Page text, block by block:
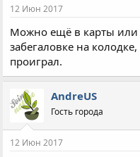
12 Июн 2017
Можно ещё в карты или
забегаловке на
проиграл.
AndreUS
Гость города
12 Июн 2017